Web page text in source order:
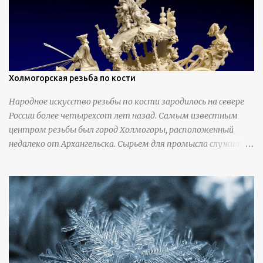
Холмогорская резьба по кости
Народное искусство резьбы по кости зародилось на севере
России более четырехсот лет назад. Самым известным
центром резьбы был город Холмогоры, расположенный
недалеко от Архангельска. Сырьем для промысла служили
облагораживая ее специальной обработкой и тонировкой. В
19 веке резчики также использовали дорогую импортную
слоновую кость для важных заказов. Ажурная ваза
яйцевидной формы с аллегориями времен года - сценами
сбора урожая, сбора фруктов, свадьбы и пожара; кость,
высота 31 см, Н. С. Верещагин, 18 век, из собрания